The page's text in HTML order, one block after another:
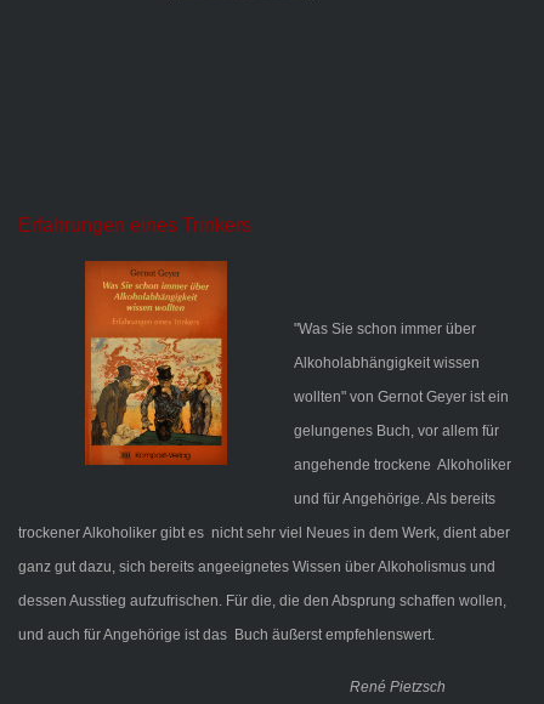
Erfahrungen eines Trinkers
"Was Sie schon immer über
Alkoholabhängigkeit wissen
wollten" von Gernot Geyer ist ein
gelungenes Buch, vor allem für
angehende trockene Alkoholiker
und für Angehörige. Als bereits
trockener Alkoholiker gibt es nicht sehr viel Neues in dem Werk, dientaber
ganz gut dazu, sich bereits angeeignetes Wissen über Alkoholismus und
dessen Ausstieg aufzufrischen.Für die, die den Absprung schaffen wollen,
und auch für Angehörige ist das Buch äußerst empfehlenswert.
René Pietzsch